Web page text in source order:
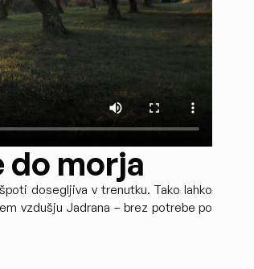
do morja
dosegljiva v trenutku. Tako lahko
vzdušju Jadrana – brez potrebe po